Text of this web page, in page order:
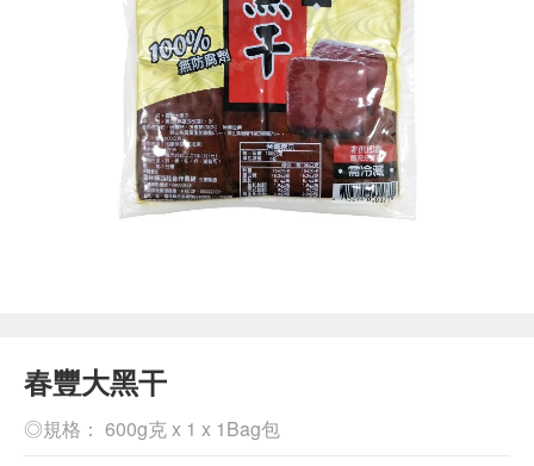
春豐大黑干
◎規格： 600g克 x 1 x 1Bag包